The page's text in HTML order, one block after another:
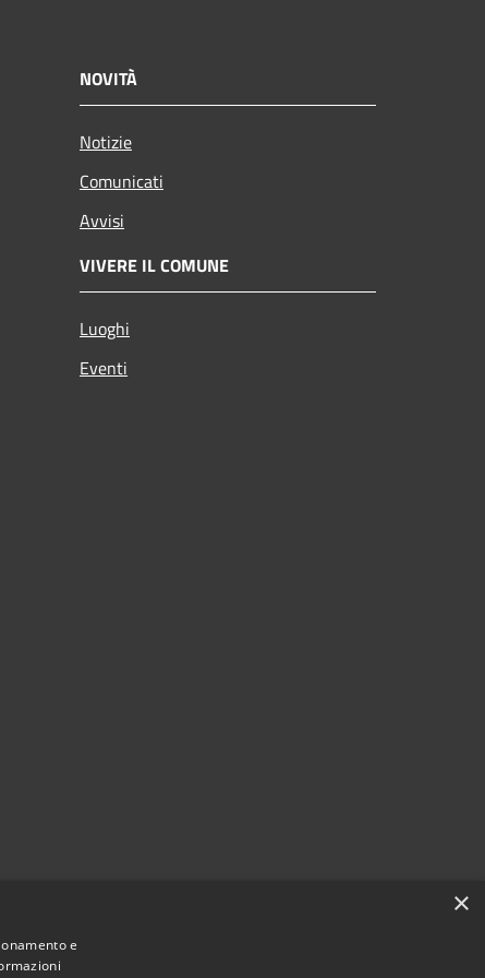
NOVITÀ
Notizie
Comunicati
Avvisi
VIVERE IL COMUNE
Luoghi
Eventi
×
e